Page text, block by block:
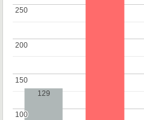
100
100
150
150
200
200
250
250
129